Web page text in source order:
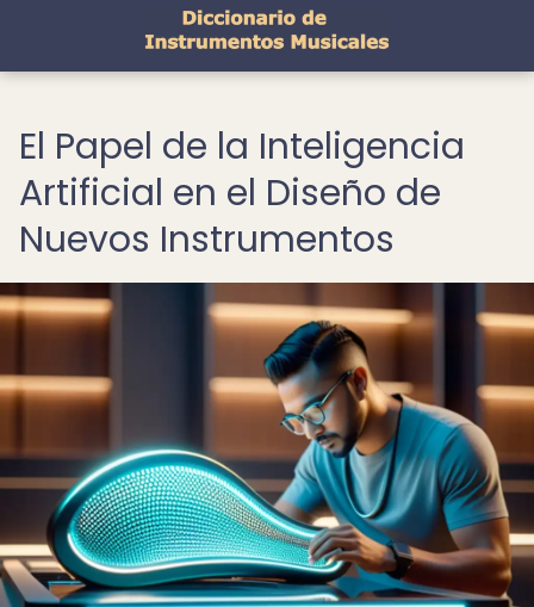
El Papel de la Inteligencia
Artificial en el Diseño de
Nuevos Instrumentos